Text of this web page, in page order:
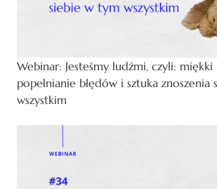
Webinar: Jesteśmy ludźmi, czyli: miękki
popełnianie błędów i sztuka znoszenia
wszystkim